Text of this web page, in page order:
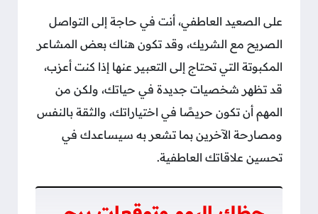
على الصعيد العاطفي، أنت في حاجة إلى التواصل
الصريح مع الشريك، وقد تكون هناك بعض المشاعر
المكبوتة التي تحتاج إلى التعبير عنها إذا كنت أعزب،
قد تظهر شخصيات جديدة في حياتك، ولكن من
المهم أن تكون حريصًا في اختياراتك، والثقة بالنفس
ومصارحة الآخرين بما تشعر به سيساعدك في
تحسين علاقاتك العاطفية.